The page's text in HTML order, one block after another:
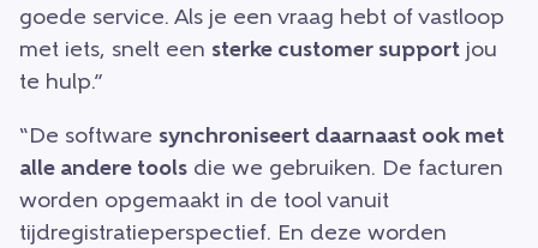
goede service. Als je een vraag hebt of vastloop
met iets, snelt een sterke customer support jou
te hulp.”
“De software synchroniseert daarnaast ook met
alle andere tools die we gebruiken. De facturen
worden opgemaakt in de tool vanuit
tijdregistratieperspectief. En deze worden